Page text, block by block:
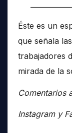
Éste es un
que señala
trabajadores
mirada de la
Comentarios
Instagram y